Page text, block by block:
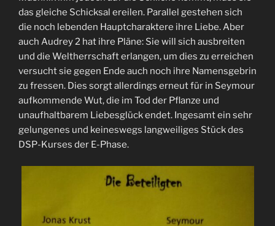
das gleiche Schicksal ereilen. Parallel gestehen sich
die noch lebenden Hauptcharaktere ihre Liebe. Aber
auch Audrey 2 hat ihre Pläne: Sie will sich ausbreiten
und die Weltherrschaft erlangen, um dies zu erreichen
versucht sie gegen Ende auch noch ihre Namensgebrin
zu fressen. Dies sorgt allerdings erneut für in Seymour
aufkommende Wut, die im Tod der Pflanze und
unaufhaltbarem Liebesglück endet. Ingesamt ein sehr
gelungenes und keineswegs langweiliges Stück des
DSP-Kurses der E-Phase.